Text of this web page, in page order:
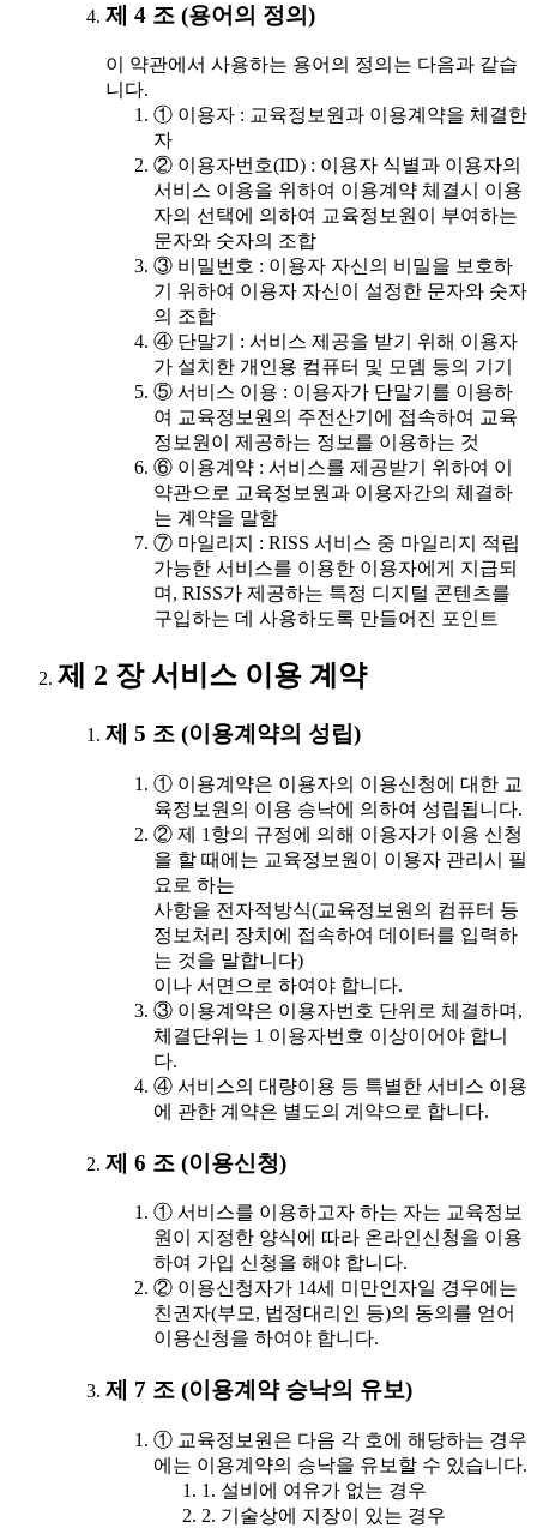
제 4 조 (용어의 정의)
이 약관에서 사용하는 용어의 정의는 다음과 같습
니다.
① 이용자 : 교육정보원과 이용계약을 체결한
자
② 이용자번호(ID) : 이용자 식별과 이용자의
서비스 이용을 위하여 이용계약 체결시 이용
자의 선택에 의하여 교육정보원이 부여하는
문자와 숫자의 조합
③ 비밀번호 : 이용자 자신의 비밀을 보호하
기 위하여 이용자 자신이 설정한 문자와 숫자
의 조합
④ 단말기 : 서비스 제공을 받기 위해 이용자
가 설치한 개인용 컴퓨터 및 모뎀 등의 기기
⑤ 서비스 이용 : 이용자가 단말기를 이용하
여 교육정보원의 주전산기에 접속하여 교육
정보원이 제공하는 정보를 이용하는 것
⑥ 이용계약 : 서비스를 제공받기 위하여 이
약관으로 교육정보원과 이용자간의 체결하
는 계약을 말함
⑦ 마일리지 : RISS 서비스 중 마일리지 적립
가능한 서비스를 이용한 이용자에게 지급되
며, RISS가 제공하는 특정 디지털 콘텐츠를
구입하는 데 사용하도록 만들어진 포인트
제 2 장 서비스 이용 계약
제 5 조 (이용계약의 성립)
① 이용계약은 이용자의 이용신청에 대한 교
육정보원의 이용 승낙에 의하여 성립됩니다.
② 제 1항의 규정에 의해 이용자가 이용 신청
을 할 때에는 교육정보원이 이용자 관리시 필
요로 하는
사항을 전자적방식(교육정보원의 컴퓨터 등
정보처리 장치에 접속하여 데이터를 입력하
는 것을 말합니다)
이나 서면으로 하여야 합니다.
③ 이용계약은 이용자번호 단위로 체결하며,
체결단위는 1 이용자번호 이상이어야 합니
다.
④ 서비스의 대량이용 등 특별한 서비스 이용
에 관한 계약은 별도의 계약으로 합니다.
제 6 조 (이용신청)
① 서비스를 이용하고자 하는 자는 교육정보
원이 지정한 양식에 따라 온라인신청을 이용
하여 가입 신청을 해야 합니다.
② 이용신청자가 14세 미만인자일 경우에는
친권자(부모, 법정대리인 등)의 동의를 얻어
이용신청을 하여야 합니다.
제 7 조 (이용계약 승낙의 유보)
① 교육정보원은 다음 각 호에 해당하는 경우
에는 이용계약의 승낙을 유보할 수 있습니다.
1. 설비에 여유가 없는 경우
2. 기술상에 지장이 있는 경우